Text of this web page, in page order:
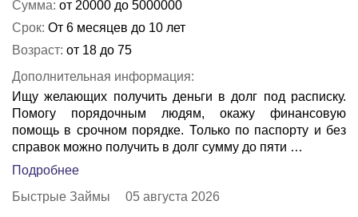
Сумма: от 20000 до 5000000
Срок: От 6 месяцев до 10 лет
Возраст: от 18 до 75
Дополнительная информация:
Ищу желающих получить деньги в долг под расписку.
Помогу порядочным людям, окажу финансовую
помощь в срочном порядке. Только по паспорту и без
справок можно получить в долг сумму до пяти …
Подробнее
Быстрые Займы
05 августа 2026